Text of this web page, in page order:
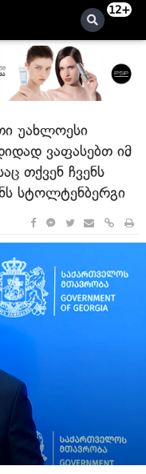
12+
უახლოესი
ვაფასებთ იმ
თქვენ ჩვენს
სტოლტენბერგი